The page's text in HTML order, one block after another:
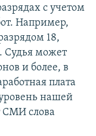
с учетом
Например,
18,
Судья может
и более, в
плата
нашей
СМИ слова